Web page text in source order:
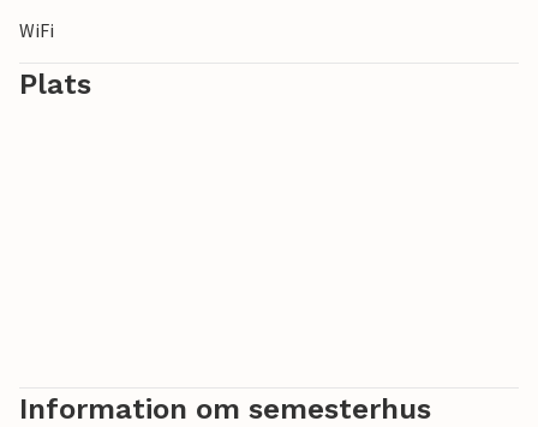
WiFi
Plats
Information om semesterhus